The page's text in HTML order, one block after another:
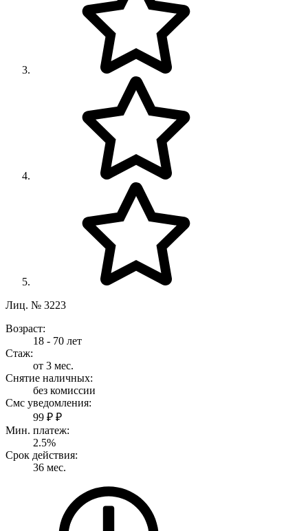
Лиц. № 3223
Возраст:
18 - 70 лет
Стаж:
от 3 мес.
Снятие наличных:
без комиссии
Смс уведомления:
99 ₽ ₽
Мин. платеж:
2.5%
Срок действия:
36 мес.